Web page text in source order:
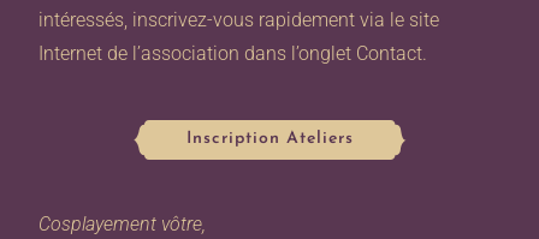
intéressés, inscrivez-vous rapidement via le site
Internet de l’association dans l’onglet Contact.
Inscription Ateliers
Cosplayement vôtre,